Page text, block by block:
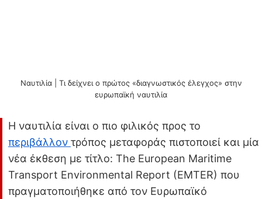
Ναυτιλία | Τι δείχνει ο πρώτος «διαγνωστικός έλεγχος» στην
ευρωπαϊκή ναυτιλία
Η ναυτιλία είναι ο πιο φιλικός προς το
περιβάλλον τρόπος μεταφοράς πιστοποιεί και μία
νέα έκθεση με τίτλο: The European Maritime
Transport Environmental Report (EMTER) που
πραγματοποιήθηκε από τον Ευρωπαϊκό